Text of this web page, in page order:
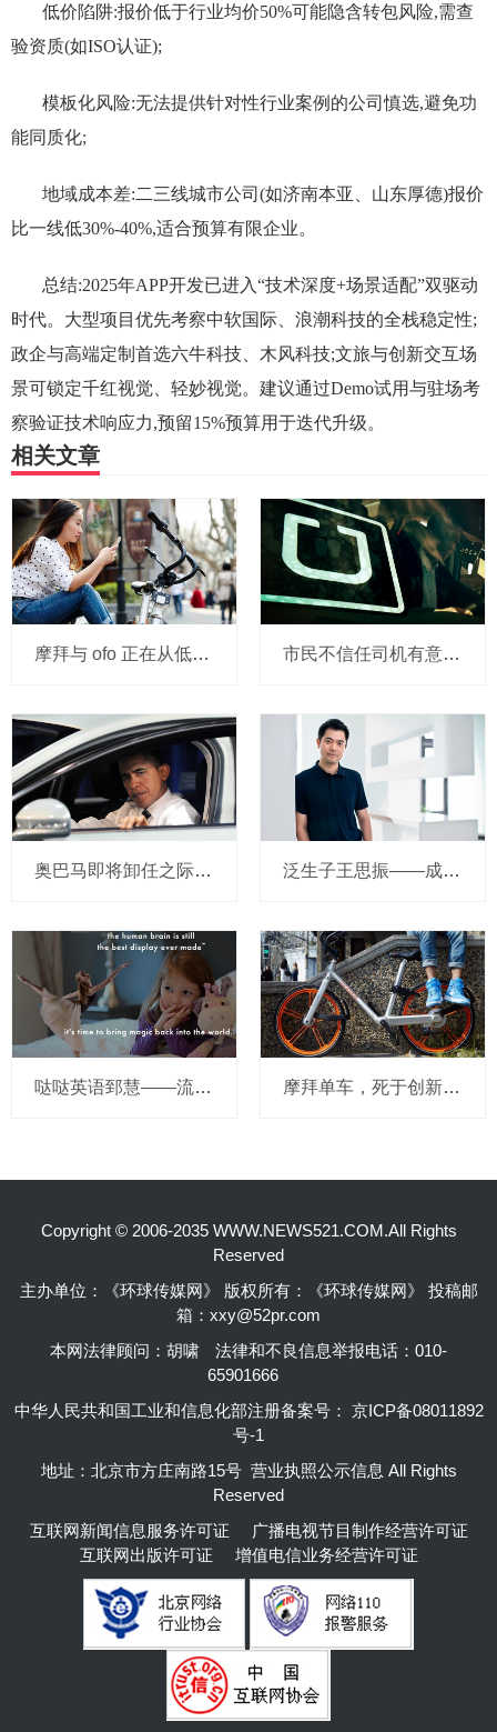
低价陷阱:报价低于行业均价50%可能隐含转包风险,需查
验资质(如ISO认证);
模板化风险:无法提供针对性行业案例的公司慎选,避免功
能同质化;
地域成本差:二三线城市公司(如济南本亚、山东厚德)报价
比一线低30%-40%,适合预算有限企业。
总结:2025年APP开发已进入“技术深度+场景适配”双驱动
时代。大型项目优先考察中软国际、浪潮科技的全栈稳定性;
政企与高端定制首选六牛科技、木风科技;文旅与创新交互场
景可锁定千红视觉、轻妙视觉。建议通过Demo试用与驻场考
察验证技术响应力,预留15%预算用于迭代升级。
相关文章
摩拜与 ofo 正在从低端出发颠覆滴滴？三家的机会与风险 市民不信任司机有意见，Uber的匹兹堡自动驾驶路试难度不小，路况也来捣乱
奥巴马即将卸任之际，要让无人驾驶汽车合法化？ 泛生子王思振——成立两年，融资数亿，基因检测如何帮助人类战胜癌症？
哒哒英语郅慧——流量这杯毒酒，你还喝吗？ 摩拜单车，死于创新的一百万种方式
Copyright © 2006-2035 WWW.NEWS521.COM.All Rights
Reserved
主办单位：《环球传媒网》 版权所有：《环球传媒网》 投稿邮
箱：xxy@52pr.com
本网法律顾问：胡啸
法律和不良信息举报电话：010-
65901666
中华人民共和国工业和信息化部注册备案号： 京ICP备08011892
号-1
地址：北京市方庄南路15号 营业执照公示信息 All Rights
Reserved
互联网新闻信息服务许可证
广播电视节目制作经营许可证
互联网出版许可证
增值电信业务经营许可证